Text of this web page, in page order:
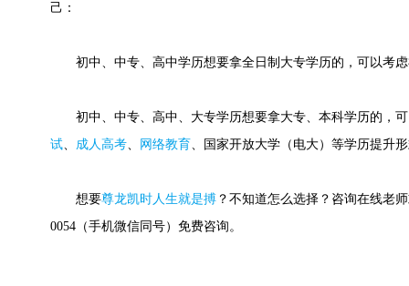
己：
初中、中专、高中学历想要拿全日制大专学历的，可以考虑
初中、中专、高中、大专学历想要拿大专、本科学历的，可
试、 成人高考、 网络教育、国家开放大学（电大）等学历提升
想要尊龙凯时人生就是搏 ？不知道怎么选择？咨询在线老
0054（手机微信同号）免费咨询。